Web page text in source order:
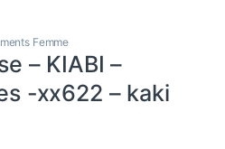
Femme
– KIABI –
-xx622 – kaki